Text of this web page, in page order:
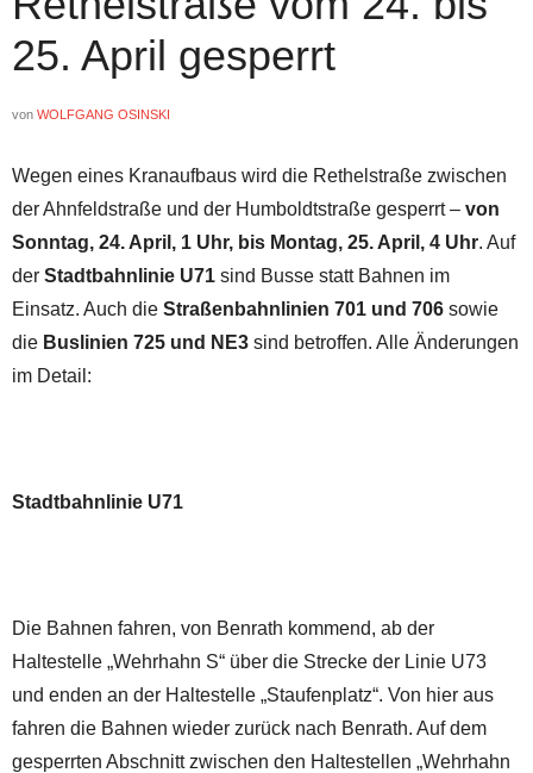
25. April gesperrt
von WOLFGANG OSINSKI
Wegen eines Kranaufbaus wird die Rethelstraße zwischen
der Ahnfeldstraße und der Humboldtstraße gesperrt – von
Sonntag, 24. April, 1 Uhr, bis Montag, 25. April, 4 Uhr. Auf
der Stadtbahnlinie U71 sind Busse statt Bahnen im
Einsatz. Auch die Straßenbahnlinien 701 und 706 sowie
die Buslinien 725 und NE3 sind betroffen. Alle Änderungen
im Detail:
Stadtbahnlinie U71
Die Bahnen fahren, von Benrath kommend, ab der
Haltestelle „Wehrhahn S“ über die Strecke der Linie U73
und enden an der Haltestelle „Staufenplatz“. Von hier aus
fahren die Bahnen wieder zurück nach Benrath. Auf dem
gesperrten Abschnitt zwischen den Haltestellen „Wehrhahn